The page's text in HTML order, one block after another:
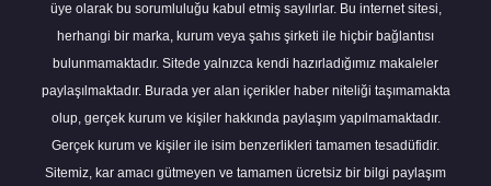
üye olarak bu sorumluluğu kabul etmiş sayılırlar. Bu internet sitesi,
herhangi bir marka, kurum veya şahıs şirketi ile hiçbir bağlantısı
bulunmamaktadır. Sitede yalnızca kendi hazırladığımız makaleler
paylaşılmaktadır. Burada yer alan içerikler haber niteliği taşımamakta
olup, gerçek kurum ve kişiler hakkında paylaşım yapılmamaktadır.
Gerçek kurum ve kişiler ile isim benzerlikleri tamamen tesadüfidir.
Sitemiz, kar amacı gütmeyen ve tamamen ücretsiz bir bilgi paylaşım